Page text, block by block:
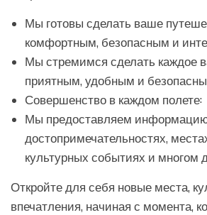
Мы готовы сделать ваше
комфортным, безопасным и
Мы стремимся сделать каждое
приятным, удобным и
Совершенство в каждом полете:
Мы предоставляем
достопримечательностях,
культурных событиях и многом
Откройте для себя новые места,
впечатления, начиная с момента,